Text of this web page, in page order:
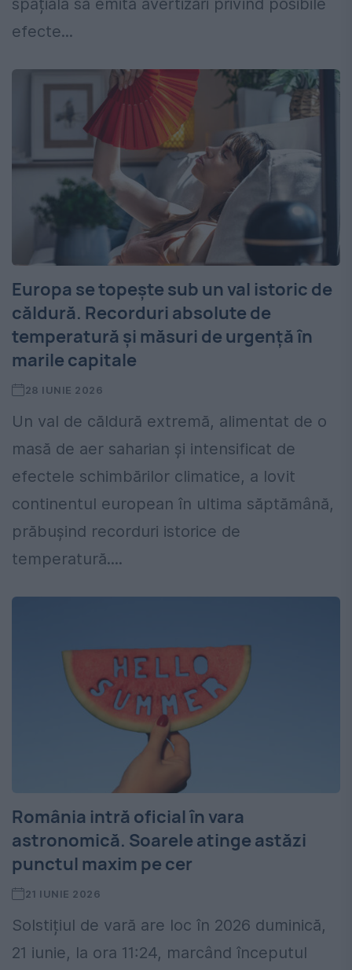
spațială să emită avertizări privind posibile
efecte...
Europa se topește sub un val istoric de
căldură. Recorduri absolute de
temperatură și măsuri de urgență în
marile capitale
28 IUNIE 2026
Un val de căldură extremă, alimentat de o
masă de aer saharian și intensificat de
efectele schimbărilor climatice, a lovit
continentul european în ultima săptămână,
prăbușind recorduri istorice de
temperatură....
România intră oficial în vara
astronomică. Soarele atinge astăzi
punctul maxim pe cer
21 IUNIE 2026
Solstițiul de vară are loc în 2026 duminică,
21 iunie, la ora 11:24, marcând începutul